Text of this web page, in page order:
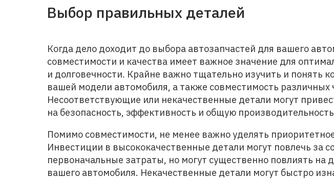
Выбор правильных деталей
Когда дело доходит до выбора автозапчастей для вашего
совместимости и качества имеет важное значение для
и долговечности. Крайне важно тщательно изучить и понять
вашей модели автомобиля, а также совместимость различных
Несоответствующие или некачественные детали могут
на безопасность, эффективность и общую
Помимо совместимости, не менее важно уделять
Инвестиции в высококачественные детали могут повлечь за
первоначальные затраты, но могут существенно повлиять на
вашего автомобиля. Некачественные детали могут быстро